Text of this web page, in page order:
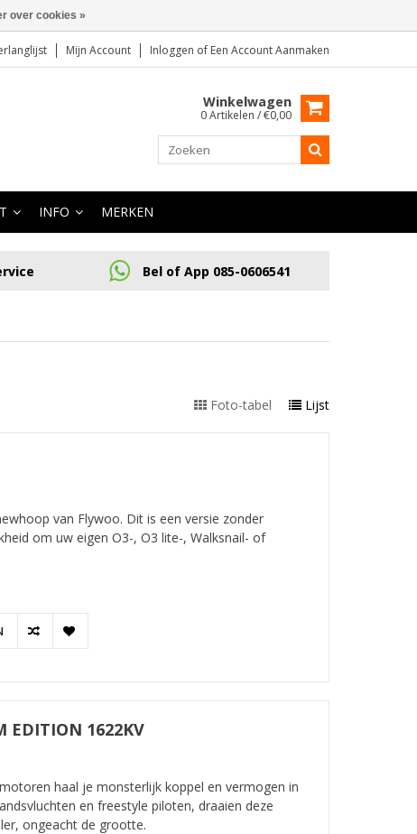
Mijn Account Inloggen of Een Account Aanmaken
Winkelwagen
0 Artikelen / €0,00
INFO MERKEN
Bel of App 085-0606541
Foto-tabel Lijst
van Flywoo. Dit is een versie zonder
om uw eigen O3-, O3 lite-, Walksnail- of
EDITION 1622KV
haal je monsterlijk koppel en vermogen in
en freestyle piloten, draaien deze
ongeacht de grootte.
over cookies »